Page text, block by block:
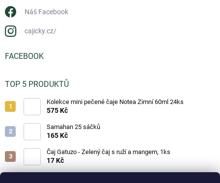
Náš Facebook
cajicky.cz/
FACEBOOK
TOP 5 PRODUKTŮ
Kolekce mini pečené čaje Notea Zimní 60ml 24ks
575 Kč
Samahan 25 sáčků
165 Kč
Čaj Gatuzo - Zelený čaj s ruží a mangem, 1ks
17 Kč